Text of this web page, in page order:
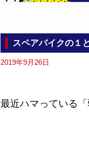
スペアバイクの１
2019年9月26日
最近ハマっている